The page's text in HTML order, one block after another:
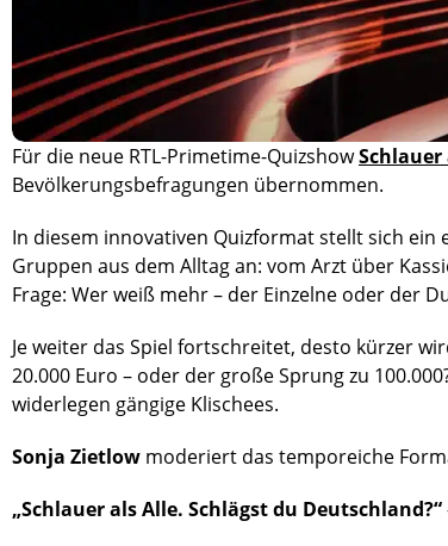
Für die neue RTL-Primetime-QuizshowSchlauer
Bevölkerungsbefragungen übernommen.
In diesem innovativen Quizformat stellt sich
Gruppen aus dem Alltag an: vom Arzt über
Frage: Wer weiß mehr – der Einzelne oder der
Je weiter das Spiel fortschreitet, desto kürzer
20.000 Euro – oder der große Sprung zu
widerlegen gängige Klischees.
Sonja Zietlow moderiert das temporeiche
„Schlauer als Alle. Schlägst du Deutschland?“